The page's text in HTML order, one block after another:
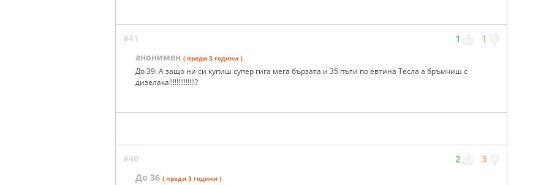
#41 1 1
анонимен ( преди 3 години )
До 39: А защо ни си купиш супер гига мега бързата и 35 пъти по евтина Тесла а бръмчиш с
дизелака!!!!!!!!!!!!!!?
#40 2 3
До 36 ( преди 3 години )